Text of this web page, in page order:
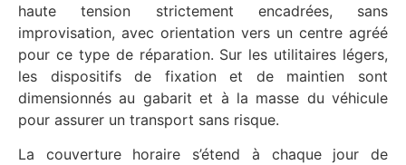
haute tension strictement encadrées, sans
improvisation, avec orientation vers un centre agréé
pour ce type de réparation. Sur les utilitaires légers,
les dispositifs de fixation et de maintien sont
dimensionnés au gabarit et à la masse du véhicule
pour assurer un transport sans risque.
La couverture horaire s’étend à chaque jour de